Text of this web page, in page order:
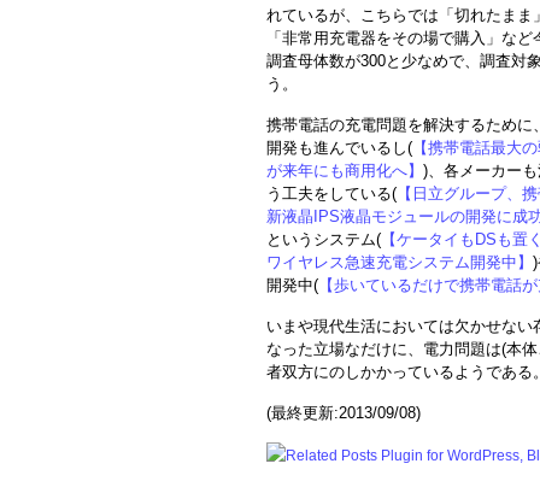
れているが、こちらでは「切れたま
「非常用充電器をその場で購入」な
調査母体数が300と少なめで、調査対
う。
携帯電話の充電問題を解決するため
開発も進んでいるし( 【携帯電話最大
が来年にも商用化へ】 )、各メーカー
う工夫をしている( 【日立グループ、
新液晶IPS液晶モジュールの開発に成
というシステム( 【ケータイもDSも
ワイヤレス急速充電システム開発中】
開発中( 【歩いているだけで携帯電
いまや現代生活においては欠かせな
なった立場なだけに、電力問題は(本
者双方にのしかかっているようである
(最終更新:2013/09/08)